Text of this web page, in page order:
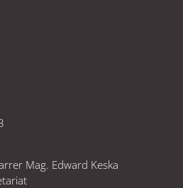
Mag. Edward Keska